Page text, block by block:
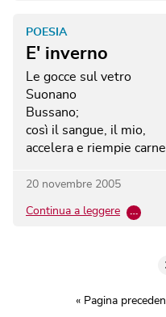
E' inverno
POESIA
Le gocce sul vetro
Suonano
Bussano;
così il sangue, il mio,
accelera e riempie
20 novembre 2005
Continua a leggere …
« Pagina